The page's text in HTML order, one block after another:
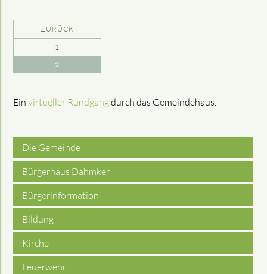
ZURÜCK
1
2
Einvirtueller Rundgangdurch das Gemeindehaus.
Die Gemeinde
Bürgerhaus Dahmker
Bürgerinformation
Bildung
Kirche
Feuerwehr